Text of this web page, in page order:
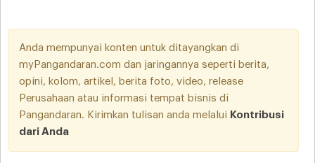
Anda mempunyai konten untuk ditayangkan di
myPangandaran.com dan jaringannya seperti berita,
opini, kolom, artikel, berita foto, video, release
Perusahaan atau informasi tempat bisnis di
Pangandaran. Kirimkan tulisan anda melalui Kontribusi
dari Anda